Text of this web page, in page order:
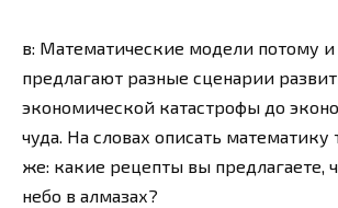
в: Математические модели потому и
предлагают разные сценарии
экономической катастрофы до
чуда. На словах описать математику
же: какие рецепты вы предлагаете,
небо в алмазах?